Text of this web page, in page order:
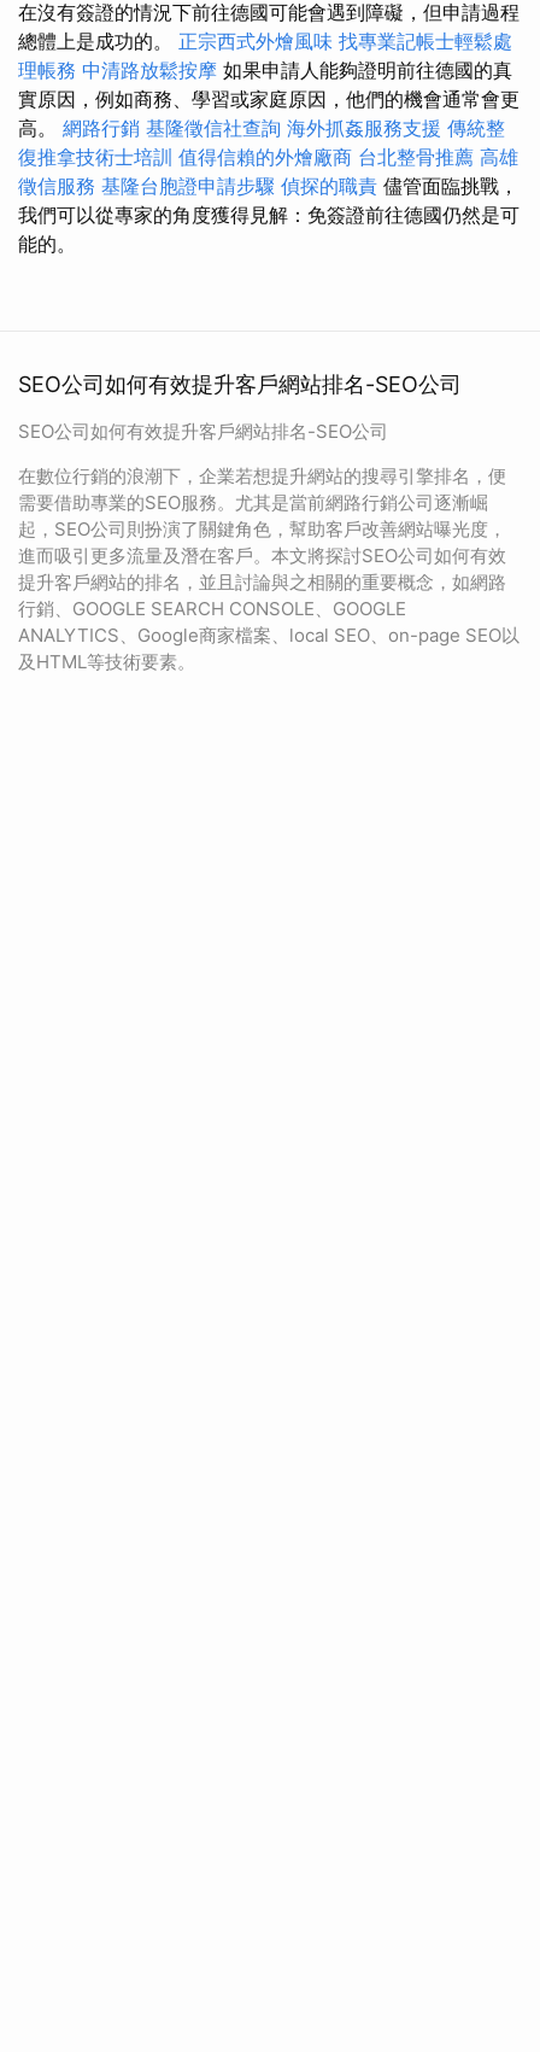
在沒有簽證的情況下前往德國可能會遇到障礙，但申請過程
總體上是成功的。 正宗西式外燴風味 找專業記帳士輕鬆處
理帳務 中清路放鬆按摩 如果申請人能夠證明前往德國的真
實原因，例如商務、學習或家庭原因，他們的機會通常會更
高。 網路行銷 基隆徵信社查詢 海外抓姦服務支援 傳統整
復推拿技術士培訓 值得信賴的外燴廠商 台北整骨推薦 高雄
徵信服務 基隆台胞證申請步驟 偵探的職責 儘管面臨挑戰，
我們可以從專家的角度獲得見解：免簽證前往德國仍然是可
能的。
SEO公司如何有效提升客戶網站排名-SEO公司
SEO公司如何有效提升客戶網站排名-SEO公司
在數位行銷的浪潮下，企業若想提升網站的搜尋引擎排名，便
需要借助專業的SEO服務。尤其是當前網路行銷公司逐漸崛
起，SEO公司則扮演了關鍵角色，幫助客戶改善網站曝光度，
進而吸引更多流量及潛在客戶。本文將探討SEO公司如何有效
提升客戶網站的排名，並且討論與之相關的重要概念，如網路
行銷、GOOGLE SEARCH CONSOLE、GOOGLE
ANALYTICS、Google商家檔案、local SEO、on-page SEO以
及HTML等技術要素。